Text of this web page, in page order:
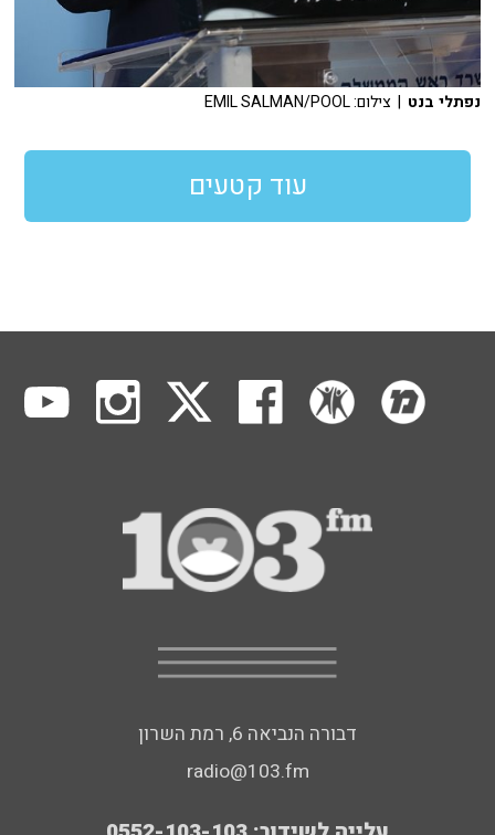
נפתלי בנט | צילום: EMIL SALMAN/POOL
עוד קטעים
דבורה הנביאה 6, רמת השרון
radio@103.fm